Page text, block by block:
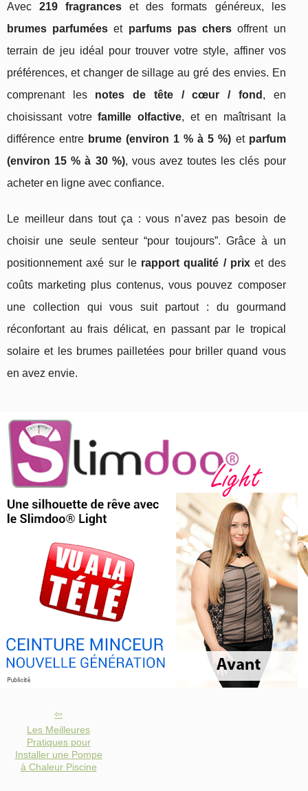
Avec219 fragrances et des formats généreux, les
brumes parfumées et parfums pas chers offrent un
terrain de jeu idéal pour trouver votre style, affiner vos
préférences, et changer de sillage au gré des envies. En
comprenant les notes de tête / cœur / fond , en
choisissant votrefamille olfactive, et en maîtrisant la
différence entre brume (environ 1 % à 5 %) et parfum
(environ 15 % à 30 %), vous avez toutes les clés pour
acheter en ligne avec confiance.
Le meilleur dans tout ça : vous n’avez pas besoin de
choisir une seule senteur “pour toujours”. Grâce à un
positionnement axé sur le rapport qualité / prix et des
coûts marketing plus contenus, vous pouvez composer
une collection qui vous suit partout : du gourmand
réconfortant au frais délicat, en passant par le tropical
solaire et les brumes pailletées pour briller quand vous
en avez envie.
Les Meilleures
Pratiques pour
Installer une Pompe
à Chaleur Piscine